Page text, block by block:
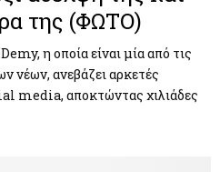
της (ΦΩΤΟ)
η οποία είναι μία από τις
νέων, ανεβάζει αρκετές
media, αποκτώντας χιλιάδες